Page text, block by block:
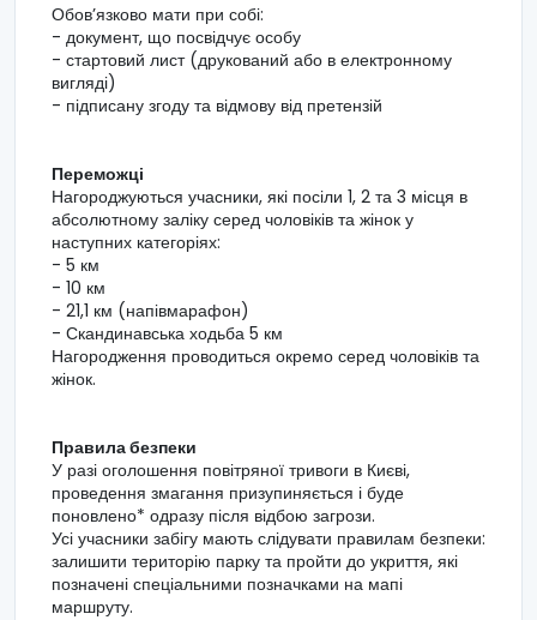
Обов’язково мати при собі:
- документ, що посвідчує особу
- стартовий лист (друкований або в електронному
вигляді)
- підписану згоду та відмову від претензій
Переможці
Нагороджуються учасники, які посіли 1, 2 та 3 місця в
абсолютному заліку серед чоловіків та жінок у
наступних категоріях:
- 5 км
- 10 км
- 21,1 км (напівмарафон)
- Скандинавська ходьба 5 км
Нагородження проводиться окремо серед чоловіків та
жінок.
Правила безпеки
У разі оголошення повітряної тривоги в Києві,
проведення змагання призупиняється і буде
поновлено* одразу після відбою загрози.
Усі учасники забігу мають слідувати правилам безпеки:
залишити територію парку та пройти до укриття, які
позначені спеціальними позначками на мапі
маршруту.